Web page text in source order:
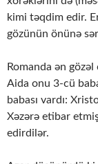
kimi təqdim edir.
gözünün önünə
Romanda ən
Aida onu 3-cü
babası vardı:
Xəzərə etibar
edirdilər.